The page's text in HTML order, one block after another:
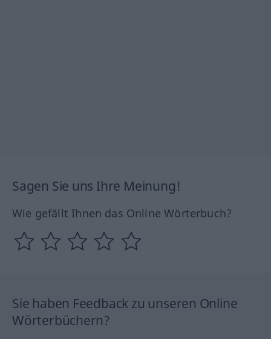
Sagen Sie uns Ihre Meinung!
Wie gefällt Ihnen das Online Wörterbuch?
Sie haben Feedback zu unseren Online
Wörterbüchern?